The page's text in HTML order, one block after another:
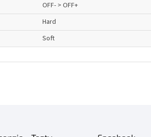
OFF- > OFF+
Hard
Soft